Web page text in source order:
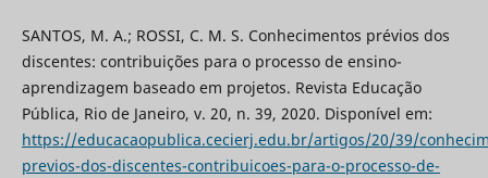
SANTOS, M. A.; ROSSI, C. M. S. Conhecimentos prévios dos
discentes: contribuições para o processo de ensino-
aprendizagem baseado em projetos. Revista Educação
Pública, Rio de Janeiro, v. 20, n. 39, 2020. Disponível em:
https://educacaopublica.cecierj.edu.br/artigos/20/39/
previos-dos-discentes-contribuicoes-para-o-processo-de-